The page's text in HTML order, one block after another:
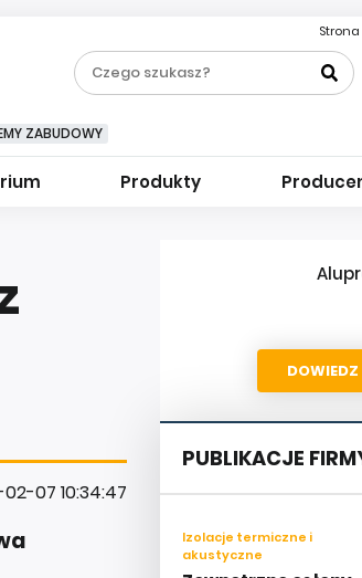
ZABUDOWY
Produkty
07 10:34:47
DOWIEDZ
PUBLIKACJE
Izolacje termiczne i
akustyczne